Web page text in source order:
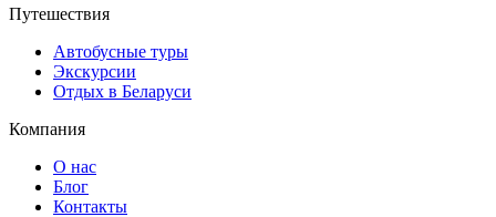
Путешествия
Автобусные туры
Экскурсии
Отдых в Беларуси
Компания
О нас
Блог
Контакты